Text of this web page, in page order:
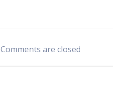
navigatie
Comments are closed